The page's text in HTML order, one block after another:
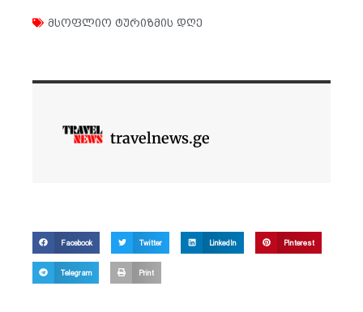
მსოფლიო ტურიზმის დღე
travelnews.ge
Facebook Twitter LinkedIn Pinterest
Telegram Print